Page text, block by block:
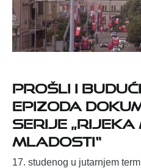
Prošli i
epizoda
serije „Rijeka
mladosti“
17. studenog u jutarnjem